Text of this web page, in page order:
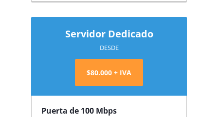
Servidor Dedicado
DESDE
$80.000 + IVA
Puerta de 100 Mbps